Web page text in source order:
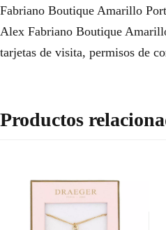
Fabriano Boutique Amarillo
Alex Fabriano Boutique
tarjetas de visita, permisos de
Productos